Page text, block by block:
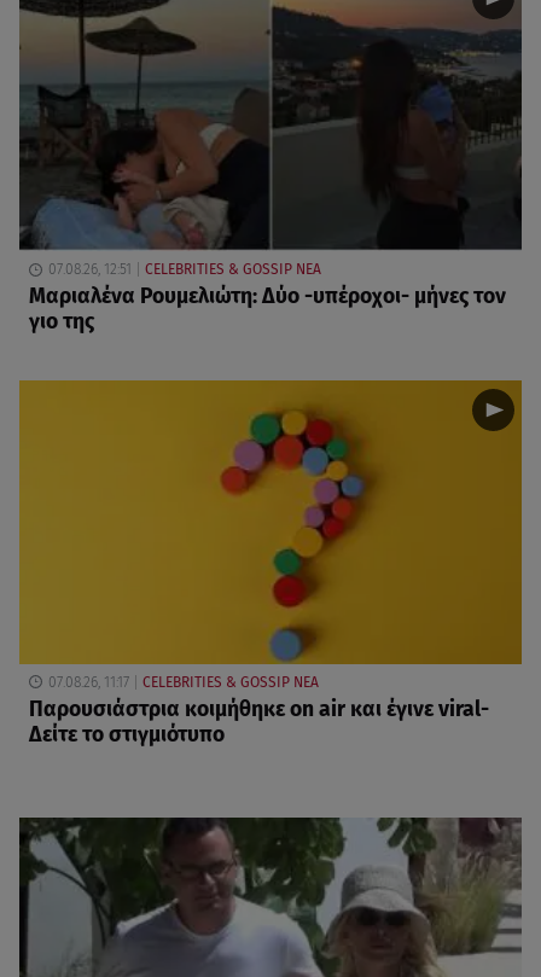
07.08.26, 12:51 CELEBRITIES & GOSSIP ΝΕΑ
Μαριαλένα Ρουμελιώτη: Δύο -υπέροχοι- μήνες τον
γιο της
07.08.26, 11:17 CELEBRITIES & GOSSIP ΝΕΑ
Παρουσιάστρια κοιμήθηκε on air και έγινε viral-
Δείτε το στιγμιότυπο